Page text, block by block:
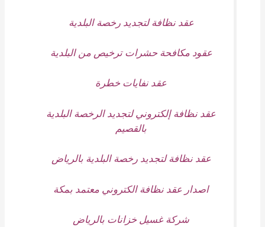
عقد نظافة لتجديد رخصة البلدية
عقود مكافحة حشرات ترخيص من البلدية
عقد نفايات خطرة
عقد نظافة إلكتروني لتجديد الرخصة البلدية
بالقصيم
عقد نظافة لتجديد رخصة البلدية بالرياض
اصدار عقد نظافة الكتروني معتمد بمكة
شركة غسيل خزانات بالرياض